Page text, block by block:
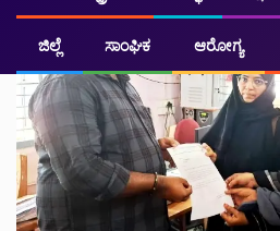
ಜಿಲ್ಲೆ ಸಾಂಘಿಕ ಆರೋಗ್ಯ